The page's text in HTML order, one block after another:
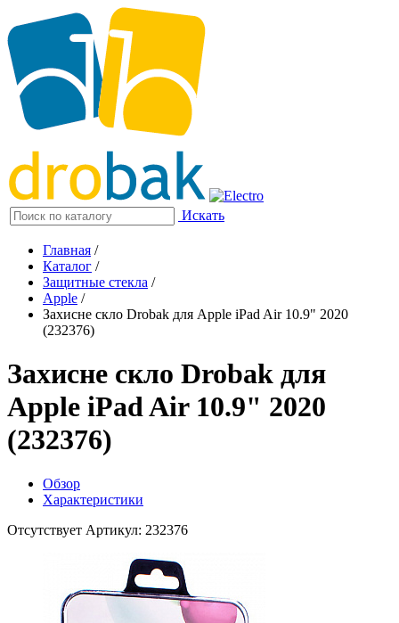
Искать
Главная /
Каталог /
Защитные стекла /
Apple /
Захисне скло Drobak для Apple iPad Air 10.9" 2020
(232376)
Захисне скло Drobak для
Apple iPad Air 10.9" 2020
(232376)
Обзор
Характеристики
Отсутствует Артикул: 232376